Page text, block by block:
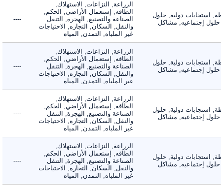
استجابات دولية, حلول
إجتماعيه, مشاكل
الزراعة, النزاعات, الاستهلاك,
الطاقه, إستعمال الأراضي, الحكم,
الصناعة والتصنيع, الهجرة, التنقل
والنقل, السكان, التجاره, الاحتياجات
غير الملباه, التمدن, المياه
----
استجابات دولية, حلول
إجتماعيه, مشاكل
الزراعة, النزاعات, الاستهلاك,
الطاقه, إستعمال الأراضي, الحكم,
الصناعة والتصنيع, الهجرة, التنقل
والنقل, السكان, التجاره, الاحتياجات
غير الملباه, التمدن, المياه
----
استجابات دولية, حلول
إجتماعيه, مشاكل
الزراعة, النزاعات, الاستهلاك,
الطاقه, إستعمال الأراضي, الحكم,
الصناعة والتصنيع, الهجرة, التنقل
والنقل, السكان, التجاره, الاحتياجات
غير الملباه, التمدن, المياه
----
استجابات دولية, حلول
إجتماعيه, مشاكل
الزراعة, النزاعات, الاستهلاك,
الطاقه, إستعمال الأراضي, الحكم,
الصناعة والتصنيع, الهجرة, التنقل
والنقل, السكان, التجاره, الاحتياجات
غير الملباه, التمدن, المياه
----